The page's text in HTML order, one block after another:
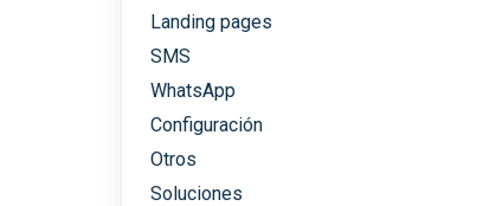
Landing pages
SMS
WhatsApp
Configuración
Otros
Soluciones